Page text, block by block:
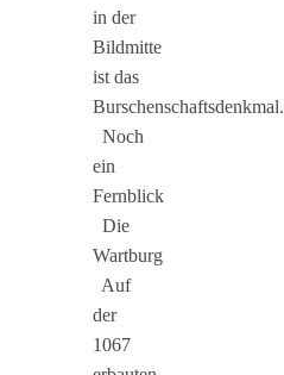
in der
Bildmitte
ist das
Burschenschaftsdenkmal.
Noch
ein
Fernblick
Die
Wartburg
Auf
der
1067